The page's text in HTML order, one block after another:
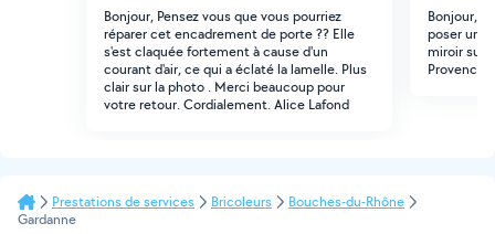
Bonjour, Pensez vous que vous pourriez
réparer cet encadrement de porte ?? Elle
s'est claquée fortement à cause d'un
courant d'air, ce qui a éclaté la lamelle. Plus
clair sur la photo . Merci beaucoup pour
votre retour. Cordialement. Alice Lafond
Bonjour,
poser un
miroir sur
Provence
Prestations de services Bricoleurs
Bouches-du-Rhône
Gardanne